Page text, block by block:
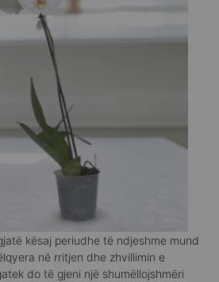
kësaj periudhe të ndjeshme mund
në rritjen dhe zhvillimin e
do të gjeni një shumëllojshmëri